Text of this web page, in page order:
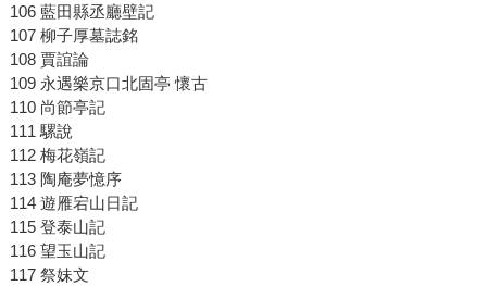
106 藍田縣丞廳壁記
107 柳子厚墓誌銘
108 賈誼論
109 永遇樂京口北固亭 懷古
110 尚節亭記
111 騾說
112 梅花嶺記
113 陶庵夢憶序
114 遊雁宕山日記
115 登泰山記
116 望玉山記
117 祭妹文